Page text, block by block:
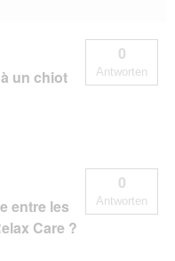
un chiot
0
Antworten
entre les
Care ?
0
Antworten